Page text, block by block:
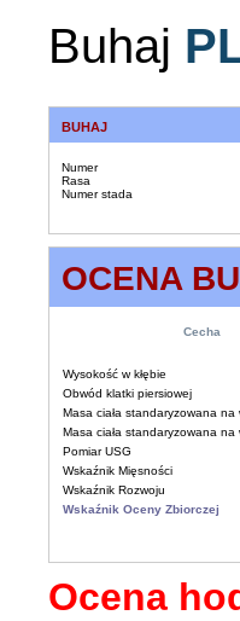
Buhaj
BUHAJ
Numer
Rasa
Numer stada
OCENA
Cecha
Wysokość w kłębie
Obwód klatki piersiowej
Masa ciała standaryzowana na
Masa ciała standaryzowana na
Pomiar USG
Wskaźnik Mięsności
Wskaźnik Rozwoju
Wskaźnik Oceny Zbiorczej
Ocena